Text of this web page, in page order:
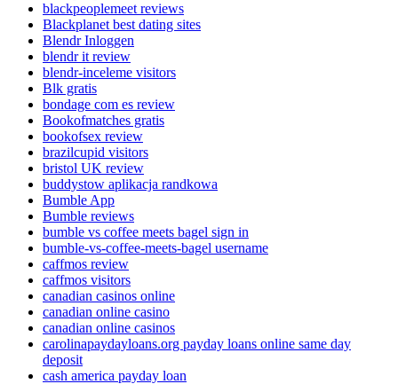
blackpeoplemeet reviews
Blackplanet best dating sites
Blendr Inloggen
blendr it review
blendr-inceleme visitors
Blk gratis
bondage com es review
Bookofmatches gratis
bookofsex review
brazilcupid visitors
bristol UK review
buddystow aplikacja randkowa
Bumble App
Bumble reviews
bumble vs coffee meets bagel sign in
bumble-vs-coffee-meets-bagel username
caffmos review
caffmos visitors
canadian casinos online
canadian online casino
canadian online casinos
carolinapaydayloans.org payday loans online same day
deposit
cash america payday loan